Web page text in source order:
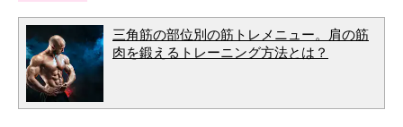
三角筋の部位別の筋トレメニュー。肩の筋
肉を鍛えるトレーニング方法とは？